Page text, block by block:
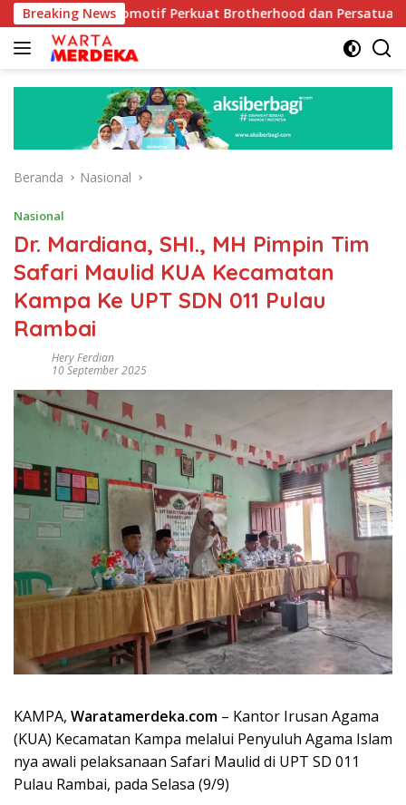
Langsung
ke
konten
Breaking News
Perkuat Brotherhood dan Persatuan Bangsa di Tengah
Beranda Nasional
Nasional
Dr. Mardiana, SHI., MH Pimpin Tim
Safari Maulid KUA Kecamatan
Kampa Ke UPT SDN 011 Pulau
Rambai
Hery Ferdian
10 September 2025
KAMPA, Waratamerdeka.com – Kantor Irusan Agama
(KUA) Kecamatan Kampa melalui Penyuluh Agama Islam
nya awali pelaksanaan Safari Maulid di UPT SD 011
Pulau Rambai, pada Selasa (9/9)